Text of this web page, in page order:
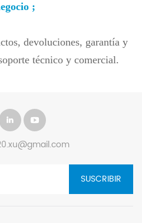
;
devoluciones, garantía y
técnico y comercial.
SUSCRIBIR